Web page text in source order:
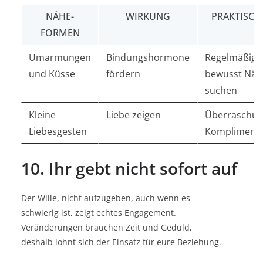
NÄHE-
FORMEN
WIRKUNG
Umarmungen
und Küsse
Bindungshormone
fördern
Regelmäßig
bewusst
suchen
Kleine
Liebesgesten
Liebe zeigen
10. Ihr gebt nicht sofort auf
Der Wille, nicht aufzugeben, auch wenn es
schwierig ist, zeigt echtes Engagement.
Veränderungen brauchen Zeit und Geduld,
deshalb lohnt sich der Einsatz für eure Beziehung.